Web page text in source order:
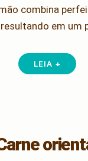
combina
em um
LEIA +